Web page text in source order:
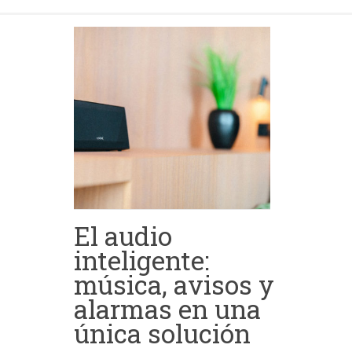
El audio
inteligente:
música, avisos y
alarmas en una
única solución